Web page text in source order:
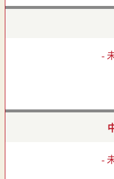
-
-